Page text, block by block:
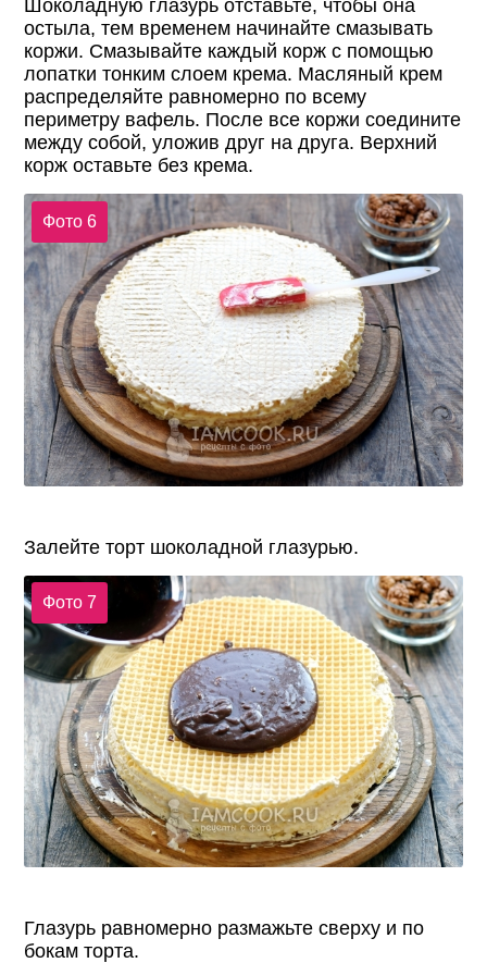
Шоколадную глазурь отставьте, чтобы она
остыла, тем временем начинайте смазывать
коржи. Смазывайте каждый корж с помощью
лопатки тонким слоем крема. Масляный крем
распределяйте равномерно по всему
периметру вафель. После все коржи соедините
между собой, уложив друг на друга. Верхний
корж оставьте без крема.
Фото 6
Залейте торт шоколадной глазурью.
Фото 7
Глазурь равномерно размажьте сверху и по
бокам торта.